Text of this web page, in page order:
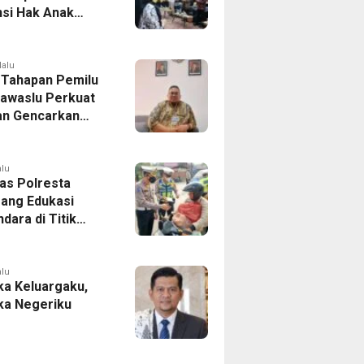
Hak Anak
Pemilu
Perkuat
Gencarkan
Demokrasi
Polresta
Edukasi
di Titik
Keluargaku,
Negeriku